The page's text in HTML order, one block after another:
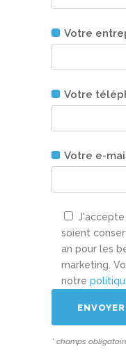
Votre
Votre
Votre e-
J'accepte
soient
an pour les
marketing.
notre
* champs